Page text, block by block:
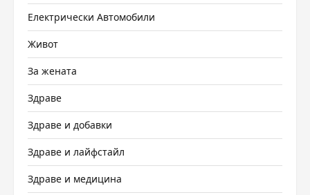
Електрически Автомобили
Живот
За жената
Здраве
Здраве и добавки
Здраве и лайфстайл
Здраве и медицина